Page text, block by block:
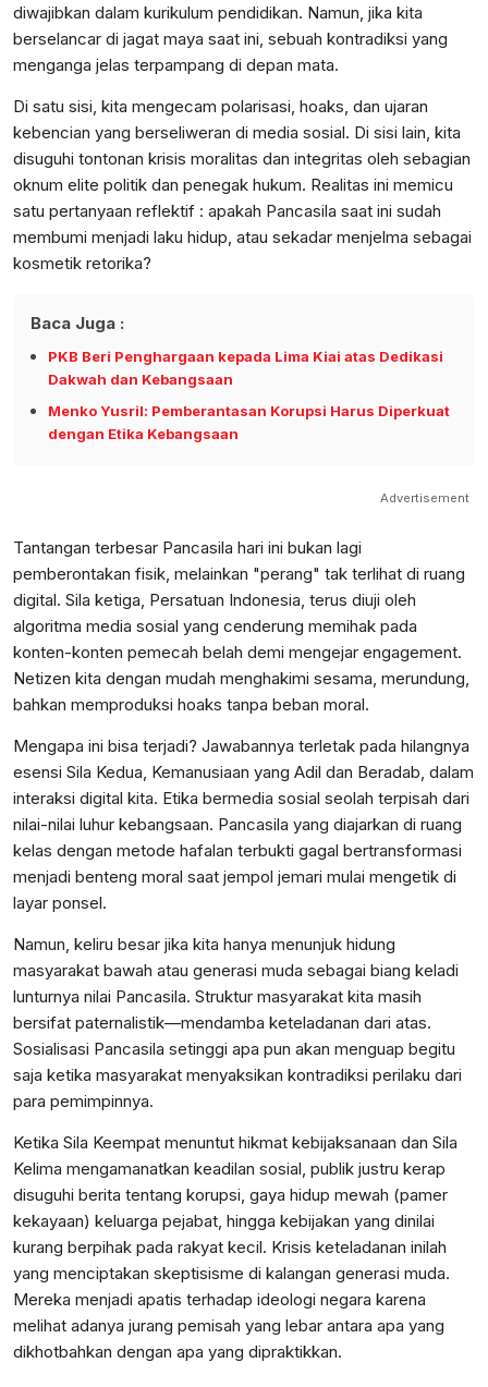
diwajibkan dalam kurikulum pendidikan. Namun, jika kita
berselancar di jagat maya saat ini, sebuah kontradiksi yang
menganga jelas terpampang di depan mata.
​Di satu sisi, kita mengecam polarisasi, hoaks, dan ujaran
kebencian yang berseliweran di media sosial. Di sisi lain, kita
disuguhi tontonan krisis moralitas dan integritas oleh sebagian
oknum elite politik dan penegak hukum. Realitas ini memicu
satu pertanyaan reflektif : apakah Pancasila saat ini sudah
membumi menjadi laku hidup, atau sekadar menjelma sebagai
kosmetik retorika?
Baca Juga :
PKB Beri Penghargaan kepada Lima Kiai atas Dedikasi
Dakwah dan Kebangsaan
Menko Yusril: Pemberantasan Korupsi Harus Diperkuat
dengan Etika Kebangsaan
Advertisement
​Tantangan terbesar Pancasila hari ini bukan lagi
pemberontakan fisik, melainkan "perang" tak terlihat di ruang
digital. Sila ketiga, Persatuan Indonesia, terus diuji oleh
algoritma media sosial yang cenderung memihak pada
konten-konten pemecah belah demi mengejar engagement.
Netizen kita dengan mudah menghakimi sesama, merundung,
bahkan memproduksi hoaks tanpa beban moral.
​Mengapa ini bisa terjadi? Jawabannya terletak pada hilangnya
esensi Sila Kedua, Kemanusiaan yang Adil dan Beradab, dalam
interaksi digital kita. Etika bermedia sosial seolah terpisah dari
nilai-nilai luhur kebangsaan. Pancasila yang diajarkan di ruang
kelas dengan metode hafalan terbukti gagal bertransformasi
menjadi benteng moral saat jempol jemari mulai mengetik di
layar ponsel.
​Namun, keliru besar jika kita hanya menunjuk hidung
masyarakat bawah atau generasi muda sebagai biang keladi
lunturnya nilai Pancasila. Struktur masyarakat kita masih
bersifat paternalistik—mendamba keteladanan dari atas.
Sosialisasi Pancasila setinggi apa pun akan menguap begitu
saja ketika masyarakat menyaksikan kontradiksi perilaku dari
para pemimpinnya.
​Ketika Sila Keempat menuntut hikmat kebijaksanaan dan Sila
Kelima mengamanatkan keadilan sosial, publik justru kerap
disuguhi berita tentang korupsi, gaya hidup mewah (pamer
kekayaan) keluarga pejabat, hingga kebijakan yang dinilai
kurang berpihak pada rakyat kecil. Krisis keteladanan inilah
yang menciptakan skeptisisme di kalangan generasi muda.
Mereka menjadi apatis terhadap ideologi negara karena
melihat adanya jurang pemisah yang lebar antara apa yang
dikhotbahkan dengan apa yang dipraktikkan.